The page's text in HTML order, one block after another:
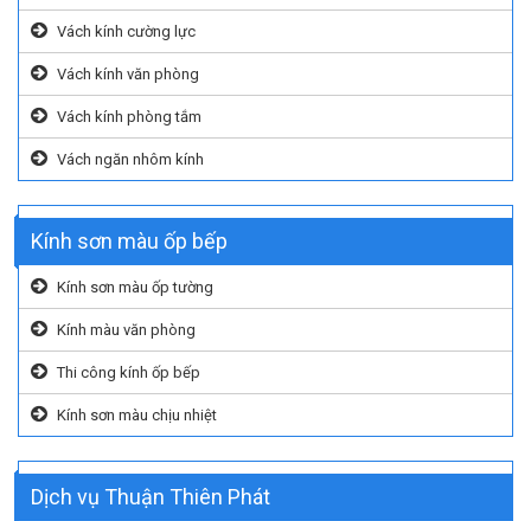
Vách kính cường lực
Vách kính văn phòng
Vách kính phòng tắm
Vách ngăn nhôm kính
Kính sơn màu ốp bếp
Kính sơn màu ốp tường
Kính màu văn phòng
Thi công kính ốp bếp
Kính sơn màu chịu nhiệt
Dịch vụ Thuận Thiên Phát